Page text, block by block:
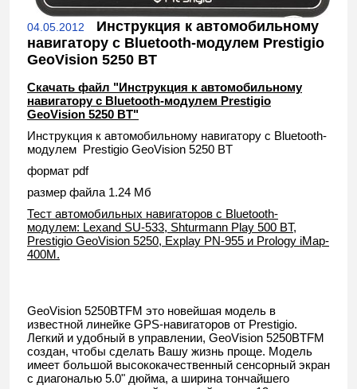
04.05.2012
Инструкция к автомобильному
навигатору с Bluetooth-модулем Prestigio
GeoVision 5250 BT
Скачать файл "Инструкция к автомобильному
навигатору с Bluetooth-модулем Prestigio
GeoVision 5250 BT"
Инструкция к автомобильному навигатору с Bluetooth-
модулем Prestigio GeoVision 5250 BT
формат pdf
размер файла 1.24 Мб
Тест автомобильных навигаторов с Bluetooth-
модулем: Lexand SU-533, Shturmann Play 500 BT,
Prestigio GeoVision 5250, Explay PN-955 и Prology iMap-
400M.
GeoVision 5250BTFM это новейшая модель в
известной линейке GPS-навигаторов от Prestigio.
Легкий и удобный в управлении, GeoVision 5250BTFM
создан, чтобы сделать Вашу жизнь проще. Модель
имеет большой высококачественный сенсорный экран
с диагональю 5.0" дюйма, а ширина тончайшего